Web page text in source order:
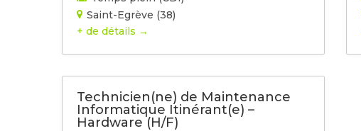
Saint-Egrève (38)
+ de détails
Technicien(ne) de Maintenance
Informatique Itinérant(e) –
Hardware (H/F)